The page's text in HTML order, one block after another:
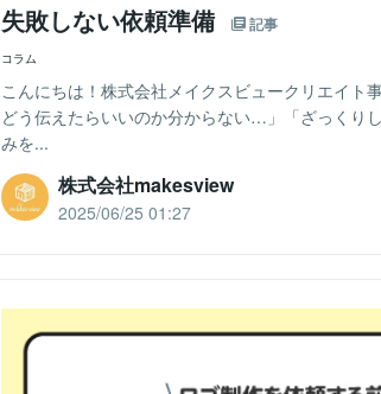
失敗しない依頼準備
記事
コラム
こんにちは！株式会社メイクスビュークリエイト
どう伝えたらいいのか分からない…」「ざっくり
みを...
株式会社makesview
2025/06/25 01:27